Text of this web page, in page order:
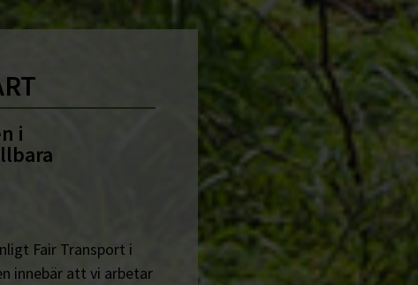
i
Fair Transport i
innebär att vi arbetar